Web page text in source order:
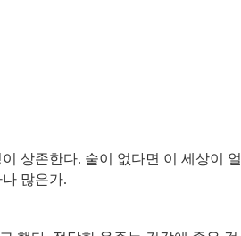
상존한다. 술이 없다면 이 세상이 얼
많은가.